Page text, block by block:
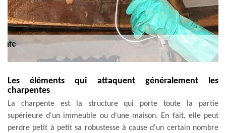
Les éléments qui attaquent généralement les
charpentes
La charpente est la structure qui porte toute la partie
supérieure d'un immeuble ou d'une maison. En fait, elle peut
perdre petit à petit sa robustesse à cause d'un certain nombre